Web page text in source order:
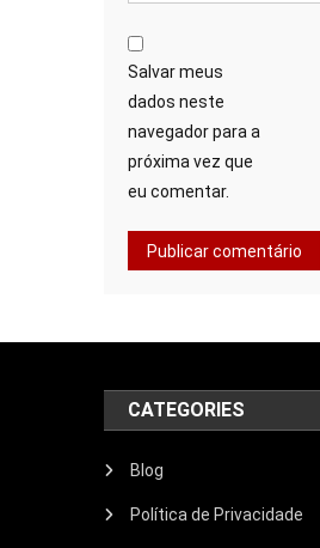
Salvar meus
dados neste
navegador para a
próxima vez que
eu comentar.
CATEGORIES
Blog
Política de Privacidade